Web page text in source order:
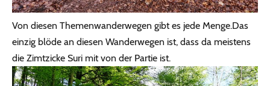
Von diesen Themenwanderwegen gibt es jede Menge.Das
einzig blöde an diesen Wanderwegen ist, dass da meistens
die Zimtzicke Suri mit von der Partie ist.